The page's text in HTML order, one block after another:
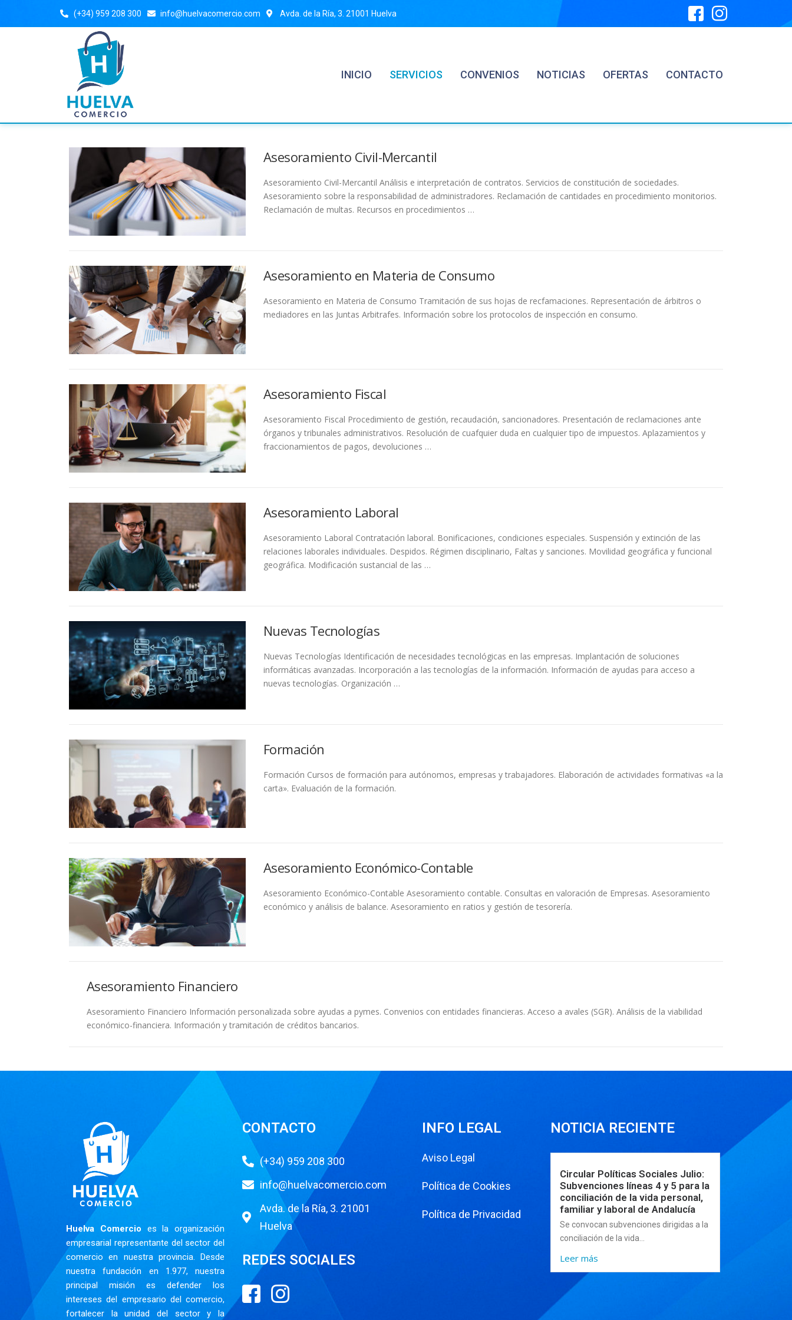
(+34) 959 208 300 info@huelvacomercio.com Avda. de la Ría, 3. 21001 Huelva
INICIO SERVICIOS CONVENIOS NOTICIAS OFERTAS CONTACTO
Asesoramiento Civil-Mercantil
Asesoramiento Civil-Mercantil Análisis e interpretación de contratos. Servicios de constitución de sociedades.
Asesoramiento sobre la responsabilidad de administradores. Reclamación de cantidades en procedimiento monitorios.
Reclamación de multas. Recursos en procedimientos …
Asesoramiento en Materia de Consumo
Asesoramiento en Materia de Consumo Tramitación de sus hojas de recfamaciones. Representación de árbitros o
mediadores en las Juntas Arbitrafes. Información sobre los protocolos de inspección en consumo.
Asesoramiento Fiscal
Asesoramiento Fiscal Procedimiento de gestión, recaudación, sancionadores. Presentación de reclamaciones ante
órganos y tribunales administrativos. Resolución de cuafquier duda en cualquier tipo de impuestos. Aplazamientos y
fraccionamientos de pagos, devoluciones …
Asesoramiento Laboral
Asesoramiento Laboral Contratación laboral. Bonificaciones, condiciones especiales. Suspensión y extinción de las
relaciones laborales individuales. Despidos. Régimen disciplinario, Faltas y sanciones. Movilidad geográfica y funcional
geográfica. Modificación sustancial de las …
Nuevas Tecnologías
Nuevas Tecnologías Identificación de necesidades tecnológicas en las empresas. Implantación de soluciones
informáticas avanzadas. Incorporación a las tecnologías de la información. Información de ayudas para acceso a
nuevas tecnologías. Organización …
Formación
Formación Cursos de formación para autónomos, empresas y trabajadores. Elaboración de actividades formativas «a la
carta». Evaluación de la formación.
Asesoramiento Económico-Contable
Asesoramiento Económico-Contable Asesoramiento contable. Consultas en valoración de Empresas. Asesoramiento
económico y análisis de balance. Asesoramiento en ratios y gestión de tesorería.
Asesoramiento Financiero
Asesoramiento Financiero Información personalizada sobre ayudas a pymes. Convenios con entidades financieras. Acceso a avales (SGR). Análisis de la viabilidad
económico-financiera. Información y tramitación de créditos bancarios.
Huelva Comercio es la organización
empresarial representante del sector del
comercio en nuestra provincia. Desde
nuestra fundación en 1.977, nuestra
principal misión es defender los
intereses del empresario del comercio,
fortalecer la unidad del sector y la
CONTACTO
(+34) 959 208 300
info@huelvacomercio.com
Avda. de la Ría, 3. 21001
Huelva
REDES SOCIALES
INFO LEGAL
Aviso Legal
Política de Cookies
Política de Privacidad
NOTICIA RECIENTE
Circular Políticas Sociales Julio:
Subvenciones líneas 4 y 5 para la
conciliación de la vida personal,
familiar y laboral de Andalucía
Se convocan subvenciones dirigidas a la
conciliación de la vida...
Leer más